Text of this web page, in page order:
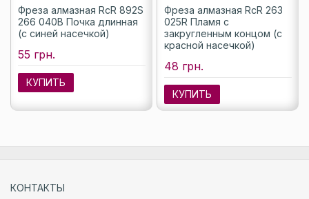
Фреза алмазная RcR 892S
266 040B Почка длинная
(с синей насечкой)
55 грн.
КУПИТЬ
Фреза алмазная RcR 263
025R Пламя с
закругленным концом (с
красной насечкой)
48 грн.
КУПИТЬ
КОНТАКТЫ